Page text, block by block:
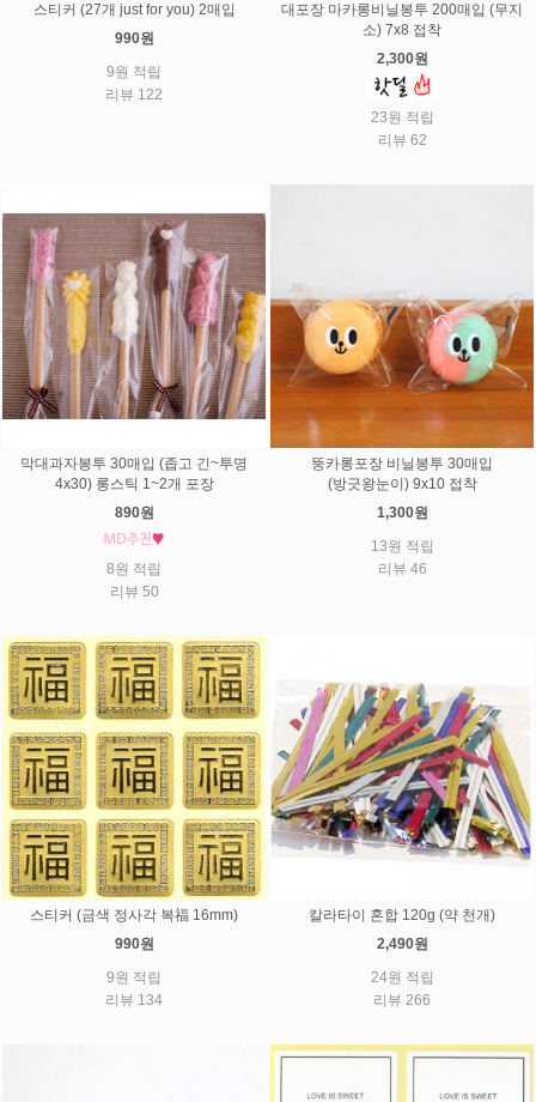
스티커 (27개 just for you) 2매입
990원
9원 적립
리뷰 122
대포장 마카롱비닐봉투 200매입 (무지
소) 7x8 접착
2,300원
23원 적립
리뷰 62
막대과자봉투 30매입 (좁고 긴~투명
4x30) 롱스틱 1~2개 포장
890원
8원 적립
리뷰 50
뚱카롱포장 비닐봉투 30매입
(방긋왕눈이) 9x10 접착
1,300원
13원 적립
리뷰 46
스티커 (금색 정사각 복福 16mm)
990원
9원 적립
리뷰 134
칼라타이 혼합 120g (약 천개)
2,490원
24원 적립
리뷰 266